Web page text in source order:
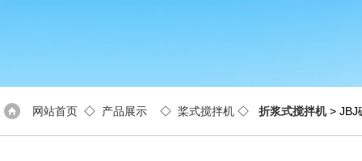
网站首页 ◇ 产品展示 ◇ 桨式搅拌机 ◇ 折浆式搅拌机> JBJ